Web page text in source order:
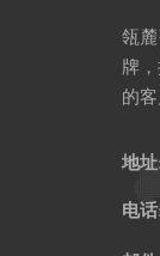
瓴
牌
的
地
电